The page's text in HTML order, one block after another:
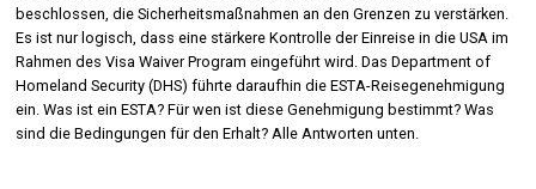
beschlossen, die Sicherheitsmaßnahmen an den Grenzen zu verstärken.
Es ist nur logisch, dass eine stärkere Kontrolle der Einreise in die USA im
Rahmen des Visa Waiver Program eingeführt wird. Das Department of
Homeland Security (DHS) führte daraufhin die ESTA-Reisegenehmigung
ein. Was ist ein ESTA? Für wen ist diese Genehmigung bestimmt? Was
sind die Bedingungen für den Erhalt? Alle Antworten unten.